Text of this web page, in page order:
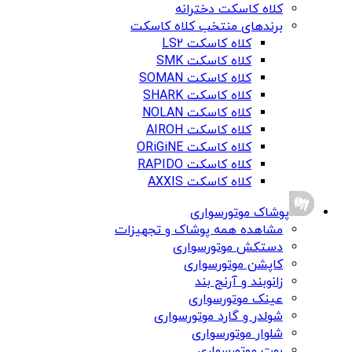
کلاه کاسکت دخترانه
برندهای منتخب کلاه کاسکت
کلاه کاسکت LS2
کلاه کاسکت SMK
کلاه کاسکت SOMAN
کلاه کاسکت SHARK
کلاه کاسکت NOLAN
کلاه کاسکت AIROH
کلاه کاسکت ORiGiNE
کلاه کاسکت RAPIDO
کلاه کاسکت AXXIS
پوشاک موتورسواری
مشاهده همه پوشاک و تجهیزات
دستکش موتورسواری
کاپشن موتورسواری
زانوبند و آرنج بند
عینک موتورسواری
شولدر و گارد موتورسواری
شلوار موتورسواری